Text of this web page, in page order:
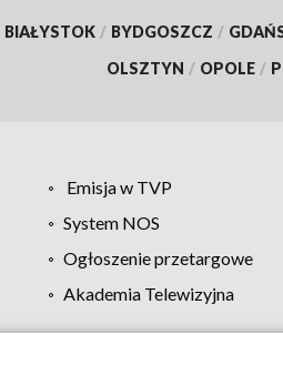
BIAŁYSTOK / BYDGOSZCZ /
OLSZTYN / OPOLE /
Emisja w TVP
System NOS
Ogłoszenie przetargowe
Akademia Telewizyjna